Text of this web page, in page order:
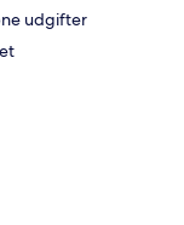
udgifter